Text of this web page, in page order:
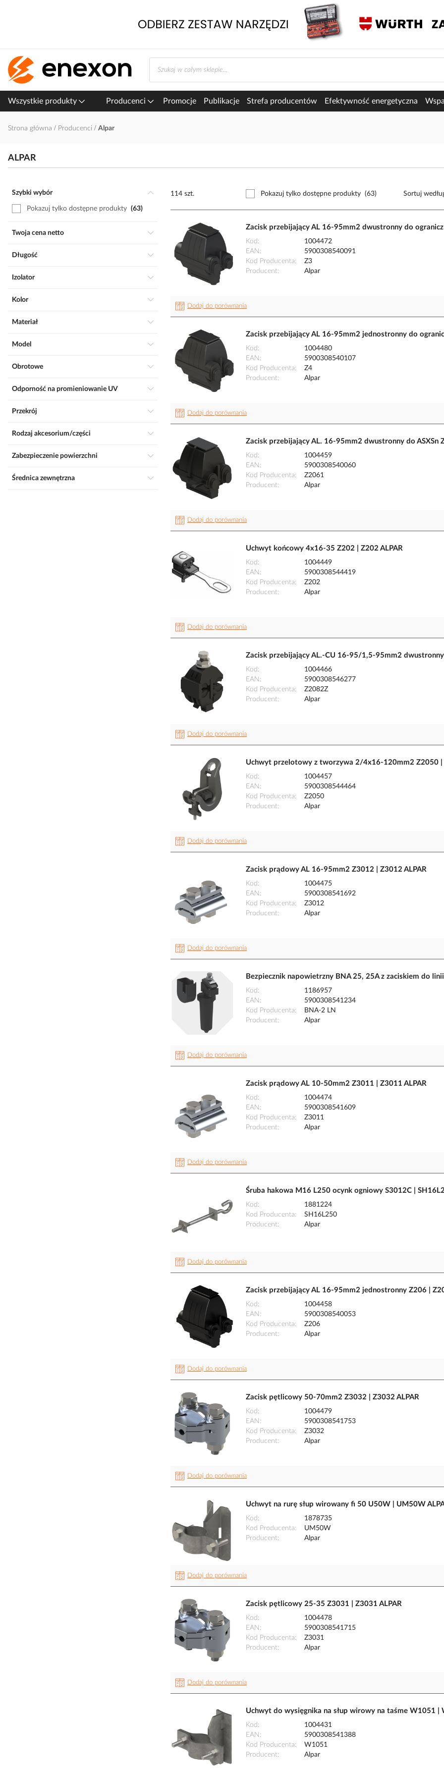
Wszystkie produkty Producenci Promocje Publikacje Strefa producentów Efektywność energetyczna
Strona główna Producenci Alpar
ALPAR
114 szt. Pokazuj tylko dostępne produkty (63) Sortuj
Zacisk przebijający AL 16-95mm2 dwustronny do
Kod
1004472
EAN
5900308540091
Kod Producenta
Z3
Producent
Alpar
Dodaj do porównania
Zacisk przebijający AL 16-95mm2 jednostronny do
Kod
1004480
EAN
5900308540107
Kod Producenta
Z4
Producent
Alpar
Dodaj do porównania
Zacisk przebijający AL. 16-95mm2 dwustronny do ASXSn
Kod
1004459
EAN
5900308540060
Kod Producenta
Z2061
Producent
Alpar
Dodaj do porównania
Uchwyt końcowy 4x16-35 Z202 | Z202 ALPAR
Kod
1004449
EAN
5900308544419
Kod Producenta
Z202
Producent
Alpar
Dodaj do porównania
Zacisk przebijający AL.-CU 16-95/1,5-95mm2
Kod
1004466
EAN
5900308546277
Kod Producenta
Z2082Z
Producent
Alpar
Dodaj do porównania
Uchwyt przelotowy z tworzywa 2/4x16-120mm2 Z2050 |
Kod
1004457
EAN
5900308544464
Kod Producenta
Z2050
Producent
Alpar
Dodaj do porównania
Zacisk prądowy AL 16-95mm2 Z3012 | Z3012 ALPAR
Kod
1004475
EAN
5900308541692
Kod Producenta
Z3012
Producent
Alpar
Dodaj do porównania
Bezpiecznik napowietrzny BNA 25, 25A z zaciskiem do
Kod
1186957
EAN
5900308541234
Kod Producenta
BNA-2 LN
Producent
Alpar
Dodaj do porównania
Zacisk prądowy AL 10-50mm2 Z3011 | Z3011 ALPAR
Kod
1004474
EAN
5900308541609
Kod Producenta
Z3011
Producent
Alpar
Dodaj do porównania
Śruba hakowa M16 L250 ocynk ogniowy S3012C |
Kod
1881224
Kod Producenta
SH16L250
Producent
Alpar
Dodaj do porównania
Zacisk przebijający AL 16-95mm2 jednostronny Z206 |
Kod
1004458
EAN
5900308540053
Kod Producenta
Z206
Producent
Alpar
Dodaj do porównania
Zacisk pętlicowy 50-70mm2 Z3032 | Z3032 ALPAR
Kod
1004479
EAN
5900308541753
Kod Producenta
Z3032
Producent
Alpar
Dodaj do porównania
Uchwyt na rurę słup wirowany fi 50 U50W | UM50W
Kod
1878735
Kod Producenta
UM50W
Producent
Alpar
Dodaj do porównania
Zacisk pętlicowy 25-35 Z3031 | Z3031 ALPAR
Kod
1004478
EAN
5900308541715
Kod Producenta
Z3031
Producent
Alpar
Dodaj do porównania
Uchwyt do wysięgnika na słup wirowy na taśme W1051 |
Kod
1004431
EAN
5900308541388
Kod Producenta
W1051
Producent
Alpar
Szybki wybór
Pokazuj tylko dostępne produkty 63
Twoja cena netto
Długość
Izolator
Kolor
Materiał
Model
Obrotowe
Odporność na promieniowanie UV
Przekrój
Rodzaj akcesorium/części
Zabezpieczenie powierzchni
Średnica zewnętrzna